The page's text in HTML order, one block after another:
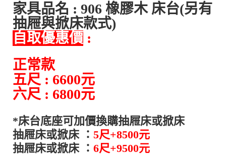
家具品名 : 906 橡膠木 床台(另有
抽屜與掀床款式)
自取優惠價 :
正常款
五尺 : 6600元
六尺 : 6800元
*床台底座可加價換購抽屜床或掀床
抽屜床或掀床 ： 5尺+8500元
抽屜床或掀床 ： 6尺+9500元